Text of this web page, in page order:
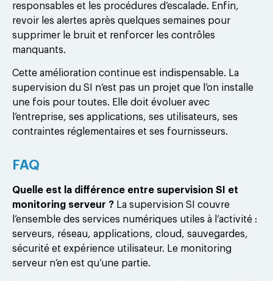
responsables et les procédures d’escalade. Enfin,
revoir les alertes après quelques semaines pour
supprimer le bruit et renforcer les contrôles
manquants.
Cette amélioration continue est indispensable. La
supervision du SI n’est pas un projet que l’on installe
une fois pour toutes. Elle doit évoluer avec
l’entreprise, ses applications, ses utilisateurs, ses
contraintes réglementaires et ses fournisseurs.
FAQ
Quelle est la différence entre supervision SI et
monitoring serveur ? La supervision SI couvre
l’ensemble des services numériques utiles à l’activité :
serveurs, réseau, applications, cloud, sauvegardes,
sécurité et expérience utilisateur. Le monitoring
serveur n’en est qu’une partie.